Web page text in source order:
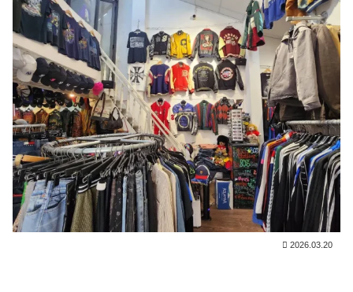
2026.03.20